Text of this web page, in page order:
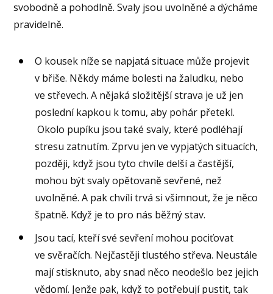
svobodně a pohodlně. Svaly jsou uvolněné a dýcháme
pravidelně.
O kousek níže se napjatá situace může projevit
v břiše. Někdy máme bolesti na žaludku, nebo
ve střevech. A nějaká složitější strava je už jen
poslední kapkou k tomu, aby pohár přetekl.
Okolo pupíku jsou také svaly, které podléhají
stresu zatnutím. Zprvu jen ve vypjatých situacích,
později, když jsou tyto chvíle delší a častější,
mohou být svaly opětovaně sevřené, než
uvolněné. A pak chvíli trvá si všimnout, že je něco
špatně. Když je to pro nás běžný stav.
Jsou tací, kteří své sevření mohou pociťovat
ve svěračích. Nejčastěji tlustého střeva. Neustále
mají stisknuto, aby snad něco neodešlo bez jejich
vědomí. Jenže pak, když to potřebují pustit, tak